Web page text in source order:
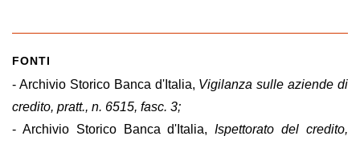
FONTI
- Archivio Storico Banca d'Italia, Vigilanza sulle aziende di
credito, pratt., n. 6515, fasc. 3;
- Archivio Storico Banca d'Italia,Ispettorato del credito,